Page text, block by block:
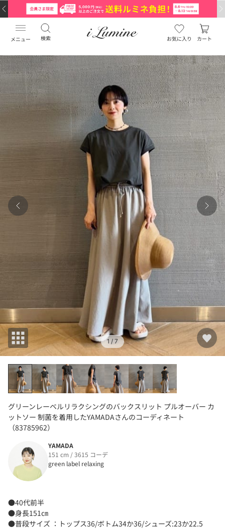
メニュー 検索 お気に入り カート
1 / 7
グリーンレーベルリラクシングのバックスリット プルオーバー カ
ットソー 制菌を着用したYAMADAさんのコーディネート
（83785962）
YAMADA
151 cm / 3615 コーデ
green label relaxing
●40代前半
●身長151㎝
●普段サイズ ：トップス36/ボトム34か36/シューズ:23か22.5